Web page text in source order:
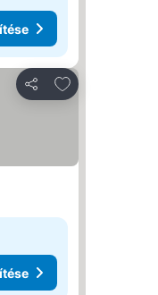
Megosztás
Hozzáadás a